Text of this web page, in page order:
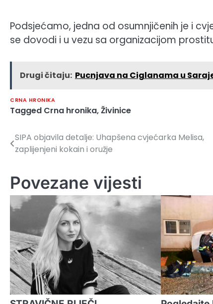
Podsjećamo, jedna od osumnjičenih je i
se dovodi i u vezu sa organizacijom
Drugi čitaju: Pucnjava na Ciglanama u
CRNA HRONIKA
Tagged Crna hronika,Živinice
Navigacija
članaka
SIPA objavila detalje: Uhapšena cvjećarka Melisa,
zaplijenjeni kokain i oružje
Povezane vijesti